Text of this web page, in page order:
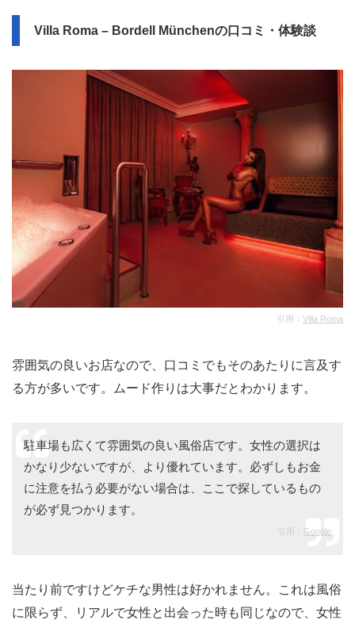
Villa Roma – Bordell Münchenの口コミ・体験談
引用： Villa Roma
雰囲気の良いお店なので、口コミでもそのあたりに言及す
る方が多いです。ムード作りは大事だとわかります。
駐車場も広くて雰囲気の良い風俗店です。女性の選択は
かなり少ないですが、より優れています。必ずしもお金
に注意を払う必要がない場合は、ここで探しているもの
が必ず見つかります。
引用： Google
当たり前ですけどケチな男性は好かれません。これは風俗
に限らず、リアルで女性と出会った時も同じなので、女性